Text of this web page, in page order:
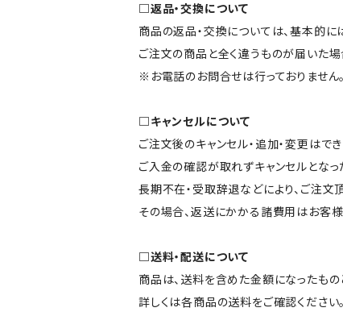
□返品・交換について
商品の返品・交換については、基本的に
ご注文の商品と全く違うものが届いた
※お電話のお問合せは行っておりません。
□キャンセルについて
ご注文後のキャンセル・追加・変更はでき
ご入金の確認が取れずキャンセルとなっ
長期不在・受取辞退などにより、ご注文
その場合、返送にかかる諸費用はお客様
□送料・配送について
商品は、送料を含めた金額になったもの
詳しくは各商品の送料をご確認ください。